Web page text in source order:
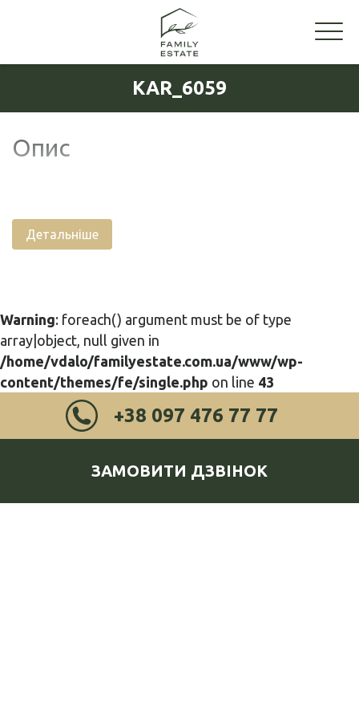
KAR_6059
Опис
Детальніше
Warning: foreach() argument must be of type
array|object, null given in
/home/vdalo/familyestate.com.ua/www/wp-
content/themes/fe/single.php on line 43
+38 097 476 77 77
ЗАМОВИТИ ДЗВІНОК